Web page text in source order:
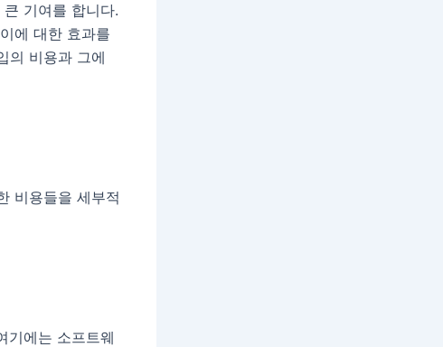
기여를 합니다.
에 대한 효과를
의 비용과 그에
비용들을 세부적
기에는 소프트웨